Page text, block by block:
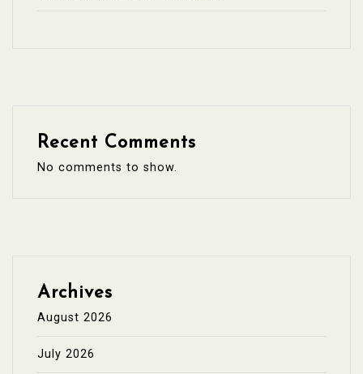
Recent Comments
No comments to show.
Archives
August 2026
July 2026